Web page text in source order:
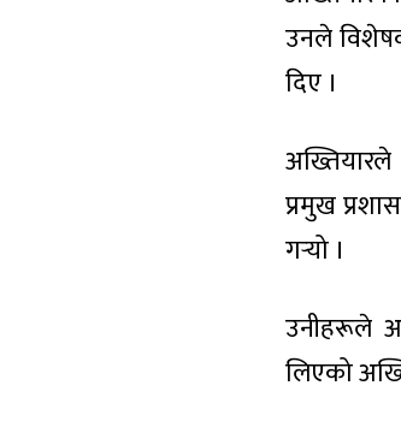
उनले
दिए ।
प्रमुख
गर्‍यो ।
उनीहरूले
लिएको